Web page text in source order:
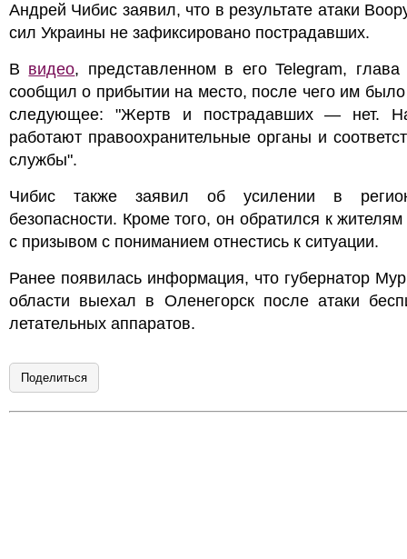
Андрей Чибис заявил, что в результате атаки
сил Украины не зафиксировано пострадавших.
В видео, представленном в его Telegram, глава
сообщил о прибытии на место, после чего им было
следующее: "Жертв и пострадавших — нет.
работают правоохранительные органы и
службы".
Чибис также заявил об усилении в
безопасности. Кроме того, он обратился к жителям
с призывом с пониманием отнестись к ситуации.
Ранее появилась информация, что губернатор
области выехал в Оленегорск после атаки
летательных аппаратов.
Поделиться